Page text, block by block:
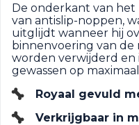
De onderkant van het
van antislip-noppen,
uitglijdt wanneer hij
binnenvoering van de
worden verwijderd en
gewassen op maximaal
Royaal gevuld
Verkrijgbaar in